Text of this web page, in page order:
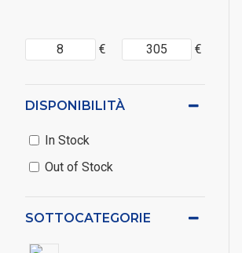
€ €
SOTTOCATEGORIE
DISPONIBILITÀ
In Stock
Out of Stock